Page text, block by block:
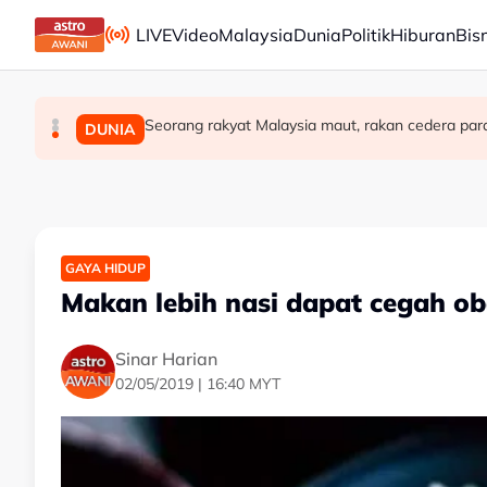
Skip to main content
LIVEVideoMalaysiaDuniaPolitikHiburan
MALAYSIA PDRM nafi kenyataan palsu dikaitkan
MALAYSIA Isu penempatan 40 tahun selesai, 120
DUNIA Seorang rakyat Malaysia maut, rakan cedera
GAYA HIDUP
Makan lebih nasi dapat cegah
Sinar Harian
02/05/2019 | 16:40 MYT